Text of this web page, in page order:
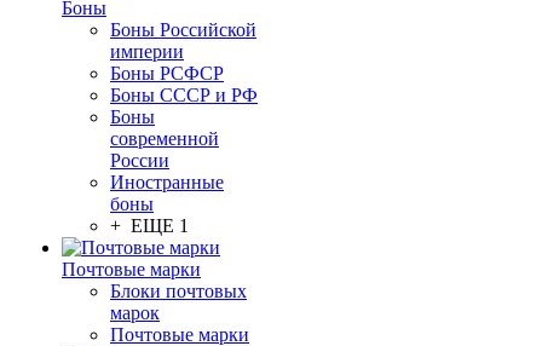
Боны
Боны Российской
империи
Боны РСФСР
Боны СССР и РФ
Боны
современной
России
Иностранные
боны
+ ЕЩЕ 1
Почтовые марки
Блоки почтовых
марок
Почтовые марки